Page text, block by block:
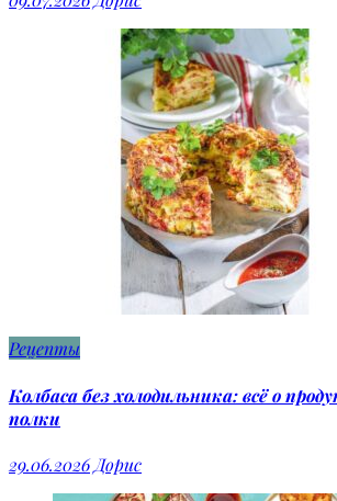
Рецепты
Колбаса без холодильника: всё о
полки
29.06.2026 Дорис